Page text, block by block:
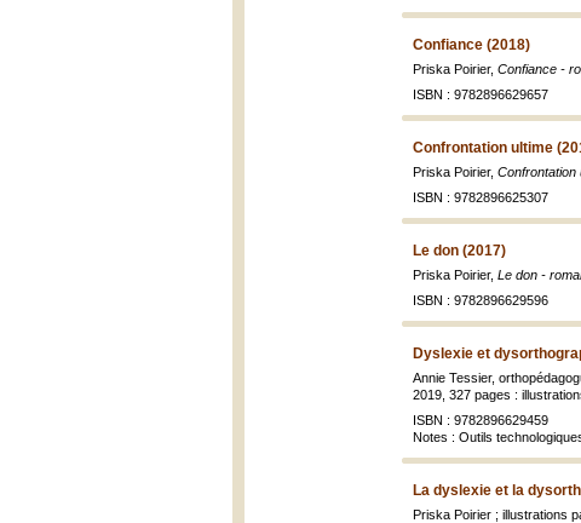
Confiance (2018)
Priska Poirier, Confiance -
ISBN : 9782896629657
Confrontation ultime
Priska Poirier, Confrontation
ISBN : 9782896625307
Le don (2017)
Priska Poirier, Le don -
ISBN : 9782896629596
Dyslexie et
Annie Tessier,
2019, 327 pages :
ISBN : 9782896629459
Notes : Outils
La dyslexie et la
Priska Poirier ; illustrations